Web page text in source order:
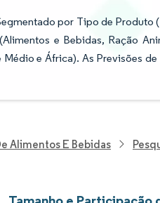
por Tipo de Produto
e Bebidas, Ração
e África). As Previsões
Alimentos E Bebidas